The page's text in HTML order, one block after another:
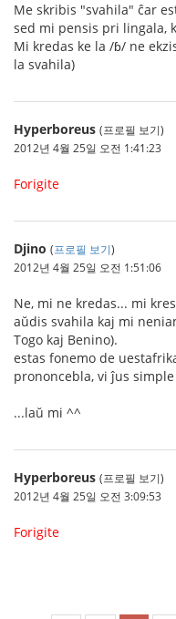
Me skribis "svahila" ĉar
sed mi pensis pri lingala,
Mi kredas ke la /ɓ/ ne
la svahila)
Hyperboreus (프로필 보기)
2012년 4월 25일 오전 1:41:23
Forigite
Djino (프로필 보기)
2012년 4월 25일 오전 1:51:06
Ne, mi ne kredas... mi
aŭdis svahila kaj mi
Togo kaj Benino).
estas fonemo de
prononcebla, vi ĵus
...laŭ mi ^^
Hyperboreus (프로필 보기)
2012년 4월 25일 오전 3:09:53
Forigite